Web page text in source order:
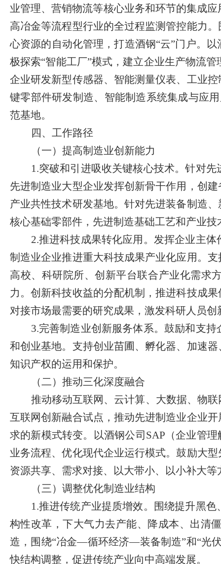
业管理、营销物流等核心业务和环节的集成
高冶金等流程型行业的全过程监测管控能力
心资源的自动化管理，打造酒钢“云”门户。以
极探索“智能工厂”模式，建立企业生产物流管
企业研发新型传感器、智能测量仪表、工业
键零部件研发制造、智能制造系统集成与应
范基地。
四、工作路径
（一）提高制造业创新能力
1.突破和引进吸收关键核心技术。针对先
先进制造业大型企业发挥创新骨干作用，创
产业共性技术研发基地。针对先进装备制造
核心基础零部件，先进制造基础工艺和产业
2.推进科技成果转化应用。发挥企业主
制造业企业推进重大科技成果产业化应用。
高校、科研院所、创新平台联合产业化需求
力。创新科技收益的分配机制，推进科技成
对接市场最需要的研究成果，激发科研人员创
3.完善制造业创新服务体系。鼓励和支
和创业基地。支持创业苗圃、孵化器、加速
知识产权的运用和保护。
（二）推动三化深度融合
推动移动互联网、云计算、大数据、物
互联网创新融合试点，推动先进制造业企业
求的新模式转变。以酒钢公司 SAP （企业管
业务流程、优化现代企业运行模式。鼓励大
资源共享、需求对接、以大带小、以小补大
（三）调整优化制造业结构
1.推进传统产业提质增效。围绕提升黑
构性改革，下大气力去产能、降成本、出清
造，围绕“冶金—循环经济—装备制造”和“光
快结构调整， 促进传统产业向中高端发展。